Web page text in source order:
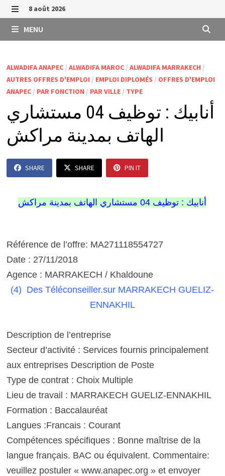
Passer
au
contenu
MENU
8 août 2026
MENU
ALWADIFA ANAPEC/ ALWADIFA MAROC/ ALWADIFA MARRAKECH /
AUTRES OFFRES D'EMPLOI / EMPLOI DIPLOMÉS / OFFRES D'EMPLOI
ANAPEC/ PAR FONCTION / PAR VILLE/ TYPE
أنابيك : توظيف 04 مستشاري
الهاتف بمدينة مراكش
SHARE SHARE PIN IT
أنابيك : توظيف 04 مستشاري الهاتف بمدينة مراكش
Référence de l’offre: MA271118554727
Date : 27/11/2018
Agence : MARRAKECH / Khaldoune
(4) Des Téléconseiller.sur MARRAKECH GUELIZ-
ENNAKHIL
Description de l’entreprise
Secteur d’activité : Services fournis principalement
aux entreprises Description de Poste
Type de contrat : Choix Multiple
Lieu de travail : MARRAKECH GUELIZ-ENNAKHIL
Formation : Baccalauréat
Langues :Francais : Courant
Compétences spécifiques : Bonne maîtrise de la
langue français. BAC ou équivalent. Commentaire:
veuillez postuler « www.anapec.org » et envoyer